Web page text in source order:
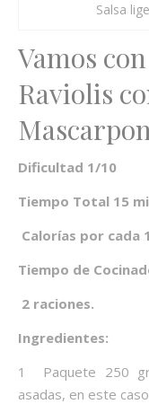
Salsa
Vamos
Raviolis
Dificultad 1/10
Tiempo Total 15
Calorías por cada
Tiempo de
2 raciones.
Ingredientes:
1 Paquete 250
asadas, en este